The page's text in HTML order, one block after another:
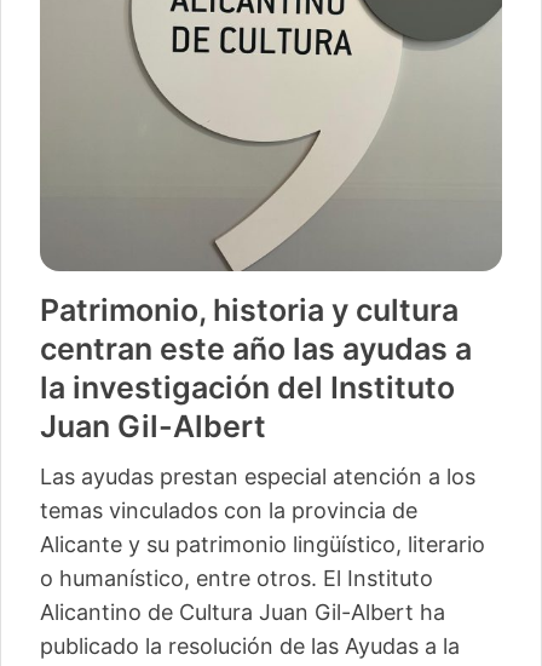
Patrimonio, historia y cultura
centran este año las ayudas a
la investigación del Instituto
Juan Gil-Albert
Las ayudas prestan especial atención a los
temas vinculados con la provincia de
Alicante y su patrimonio lingüístico, literario
o humanístico, entre otros. El Instituto
Alicantino de Cultura Juan Gil-Albert ha
publicado la resolución de las Ayudas a la